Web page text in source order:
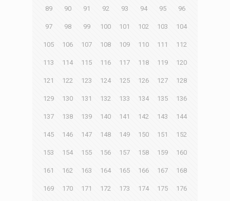
89 90 91 92 93 94 95 96
97 98 99 100 101 102 103 104
105 106 107 108 109 110 111 112
113 114 115 116 117 118 119 120
121 122 123 124 125 126 127 128
129 130 131 132 133 134 135 136
137 138 139 140 141 142 143 144
145 146 147 148 149 150 151 152
153 154 155 156 157 158 159 160
161 162 163 164 165 166 167 168
169 170 171 172 173 174 175 176